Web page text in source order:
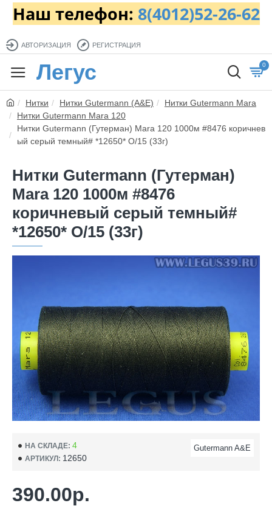
Наш телефон: 8(4012)52-26-62
АВТОРИЗАЦИЯ РЕГИСТРАЦИЯ
Легус 0
Нитки Нитки Gutermann (A&E)
Нитки Gutermann Mara
Нитки Gutermann Mara 120
Нитки Gutermann (Гутерман) Mara 120 1000м #8476 коричнев
ый серый темный# *12650* O/15 (33г)
Нитки Gutermann (Гутерман)
Mara 120 1000м #8476
коричневый серый темный#
*12650* O/15 (33г)
НА СКЛАДЕ: 4
АРТИКУЛ: 12650
Gutermann A&E
390.00р.